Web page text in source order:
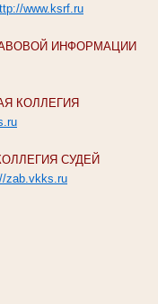
www.ksrf.ru
ИНФОРМАЦИИ
КОЛЛЕГИЯ
СУДЕЙ
zab.vkks.ru